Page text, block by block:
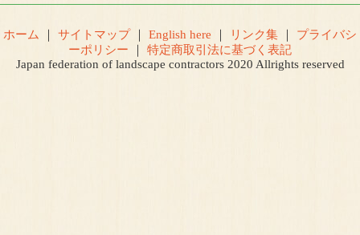
ホーム サイトマップ｜ English here リンク集
プライバシ
ーポリシー
特定商取引法に基づく表記
Japan federation of landscape contractors 2020 Allrights reserved